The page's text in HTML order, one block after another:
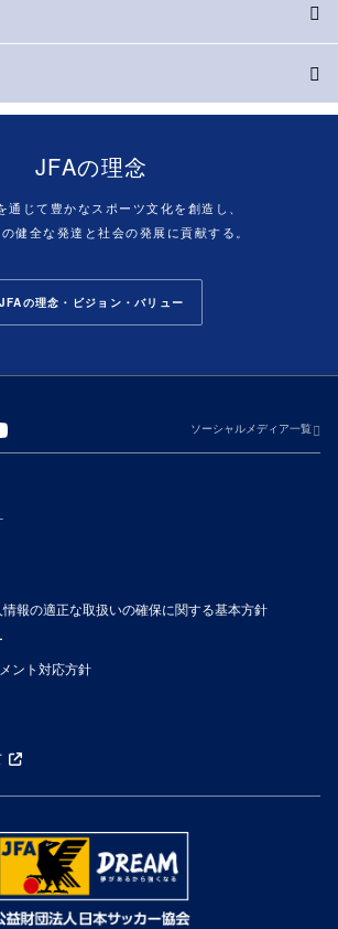
JFAの理念
通じて豊かなスポーツ文化を創造し、
健全な発達と社会の発展に貢献する。
JFAの理念・ビジョン・バリュー
ソーシャルメディア一覧
報の適正な取扱いの確保に関する基本方針
ント対応方針